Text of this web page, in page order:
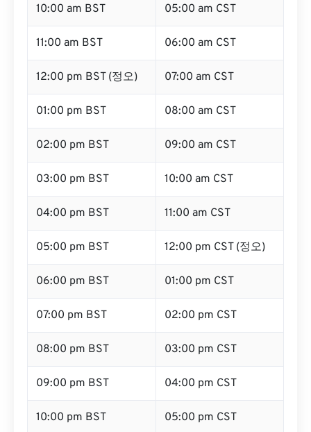
10:00 am BST 05:00 am CST
11:00 am BST 06:00 am CST
12:00 pm BST (정오) 07:00 am CST
01:00 pm BST 08:00 am CST
02:00 pm BST 09:00 am CST
03:00 pm BST 10:00 am CST
04:00 pm BST 11:00 am CST
05:00 pm BST 12:00 pm CST (정오)
06:00 pm BST 01:00 pm CST
07:00 pm BST 02:00 pm CST
08:00 pm BST 03:00 pm CST
09:00 pm BST 04:00 pm CST
10:00 pm BST 05:00 pm CST